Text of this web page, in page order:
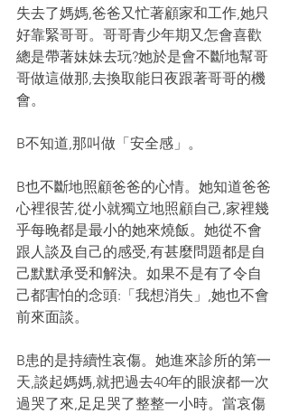
失去了媽媽,爸爸又忙著顧家和工作,她只
好靠緊哥哥。哥哥青少年期又怎會喜歡
總是帶著妹妹去玩?她於是會不斷地幫哥
哥做這做那,去換取能日夜跟著哥哥的機
會。
B不知道,那叫做「安全感」。
B也不斷地照顧爸爸的心情。她知道爸爸
心裡很苦,從小就獨立地照顧自己,家裡幾
乎每晚都是最小的她來燒飯。她從不會
跟人談及自己的感受,有甚麼問題都是自
己默默承受和解決。如果不是有了令自
己都害怕的念頭:「我想消失」,她也不會
前來面談。
B患的是持續性哀傷。她進來診所的第一
天,談起媽媽,就把過去40年的眼淚都一次
過哭了來,足足哭了整整一小時。當哀傷